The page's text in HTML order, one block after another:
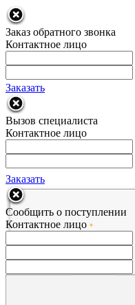
Заказ обратного звонка
Контактное лицо
Заказать
Вызов специалиста
Контактное лицо
Заказать
Сообщить о поступлении
Контактное лицо *